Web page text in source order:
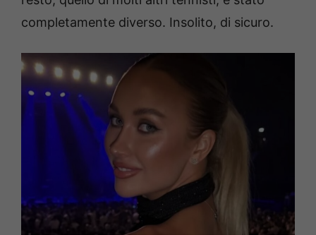
completamente diverso. Insolito, di sicuro.